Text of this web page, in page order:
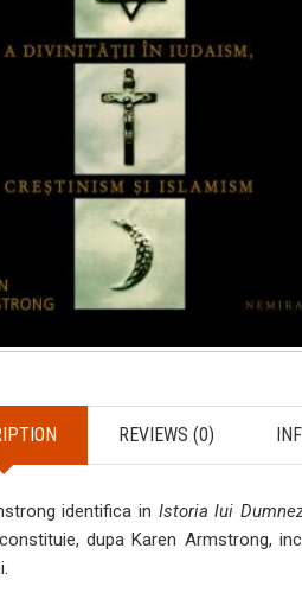
REVIEWS (0)
identifica in Istoria lui
dupa Karen Armstrong,